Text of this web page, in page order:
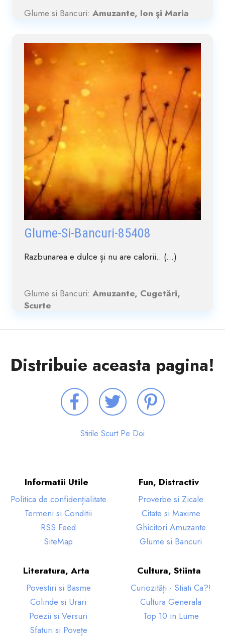
Glume si Bancuri: Amuzante, Ion şi Maria
Glume-Si-Bancuri-85408
Razbunarea e dulce și nu are calorii.. (...)
Glume si Bancuri: Amuzante, Cugetări,
Scurte
Distribuie aceasta pagina!
Stirile Scurt Pe Doi
Informatii Utile
Politica de confidențialitate
Termeni si Conditii
RSS Feed
SiteMap
Fun, Distractiv
Proverbe si Zicale
Citate si Maxime
Ghicitori Amuzante
Glume si Bancuri
Literatura, Arta
Povestiri si Basme
Colinde si Urari
Poezii si Versuri
Sfaturi si Povețe
Cultura, Stiinta
Curiozități - Stiati Ca?!
Cultura Generala
Top 10 in Lume